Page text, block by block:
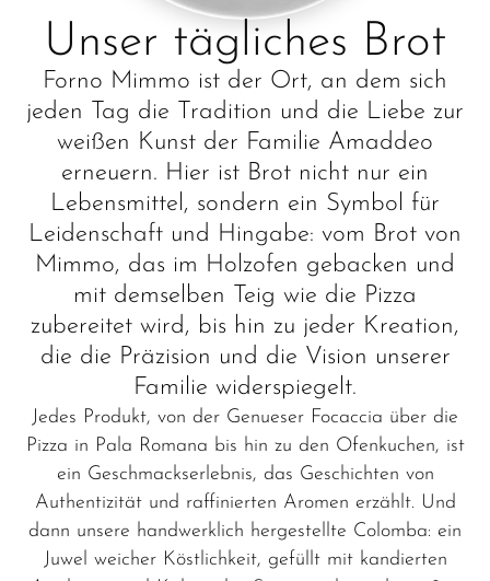
Unser tägliches Brot
Forno Mimmo ist der Ort, an dem sich
jeden Tag die Tradition und die Liebe zur
weißen Kunst der Familie Amaddeo
erneuern. Hier ist Brot nicht nur ein
Lebensmittel, sondern ein Symbol für
Leidenschaft und Hingabe: vom Brot von
Mimmo, das im Holzofen gebacken und
mit demselben Teig wie die Pizza
zubereitet wird, bis hin zu jeder Kreation,
die die Präzision und die Vision unserer
Familie widerspiegelt.
Jedes Produkt, von der Genueser Focaccia über die
Pizza in Pala Romana bis hin zu den Ofenkuchen, ist
ein Geschmackserlebnis, das Geschichten von
Authentizität und raffinierten Aromen erzählt. Und
dann unsere handwerklich hergestellte Colomba: ein
Juwel weicher Köstlichkeit, gefüllt mit kandierten